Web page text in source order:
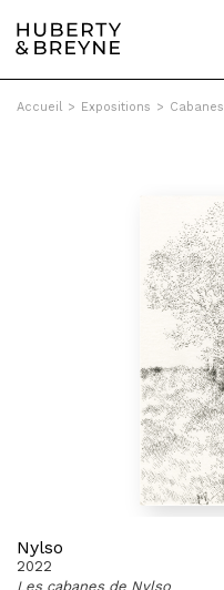
Accueil > Expositions > Cabanes
Nylso
2022
Les cabanes de Nylso